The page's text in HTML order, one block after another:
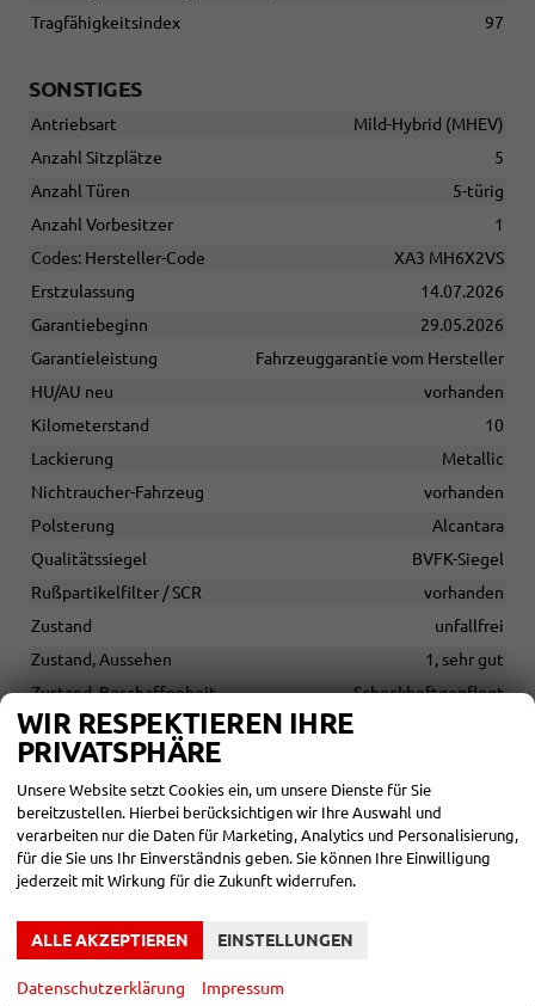
Tragfähigkeitsindex
97
SONSTIGES
Antriebsart
Mild-Hybrid (MHEV)
Anzahl Sitzplätze
5
Anzahl Türen
5-türig
Anzahl Vorbesitzer
1
Codes: Hersteller-Code
XA3 MH6X2VS
Erstzulassung
14.07.2026
Garantiebeginn
29.05.2026
Garantieleistung
Fahrzeuggarantie vom Hersteller
HU/AU neu
vorhanden
Kilometerstand
10
Lackierung
Metallic
Nichtraucher-Fahrzeug
vorhanden
Polsterung
Alcantara
Qualitätssiegel
BVFK-Siegel
Rußpartikelfilter / SCR
vorhanden
Zustand
unfallfrei
Zustand, Aussehen
1, sehr gut
Zustand, Beschaffenheit
Scheckheftgepflegt
Zustand, Fahrfähigkeit
SERIENAUSSTATTUNGEN
INNEN
Elektrische Fensterheber vorne und hinten mit
Höhen- und längsverstellbares Lenkrad
Lenkrad aus Kunstleder
WIR RESPEKTIEREN IHRE
PRIVATSPHÄRE
Unsere Website setzt Cookies ein, um unsere Dienste für Sie
bereitzustellen. Hierbei berücksichtigen wir Ihre Auswahl und
verarbeiten nur die Daten für Marketing, Analytics und Personalisierung,
für die Sie uns Ihr Einverständnis geben. Sie können Ihre Einwilligung
jederzeit mit Wirkung für die Zukunft widerrufen.
ALLE AKZEPTIEREN EINSTELLUNGEN
Datenschutzerklärung Impressum